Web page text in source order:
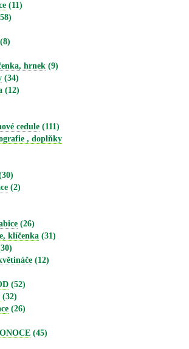
(11)
(8)
hrnek (9)
(34)
(12)
cedule (111)
, doplňky
(2)
(26)
klíčenka (31)
(12)
(52)
(32)
(26)
(45)